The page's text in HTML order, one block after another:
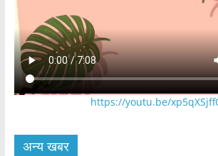
https://youtu.be/
अन्य खबर